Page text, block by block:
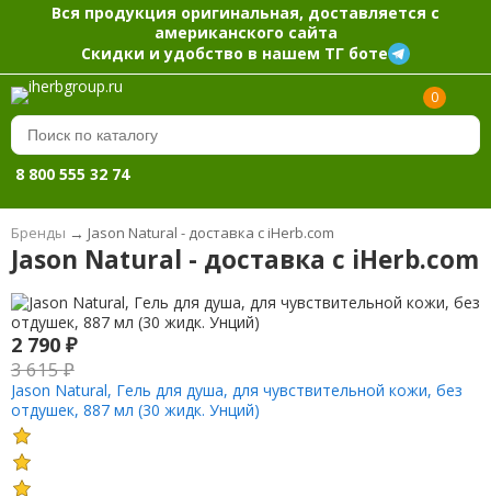
Вся продукция оригинальная, доставляется с
американского сайта
Скидки и удобство в нашем ТГ боте
0
8 800 555 32 74
Бренды → Jason Natural - доставка с iHerb.com
Jason Natural - доставка с iHerb.com
2 790 ₽
3 615₽
Jason Natural, Гель для душа, для чувствительной кожи, без
отдушек, 887 мл (30 жидк. Унций)